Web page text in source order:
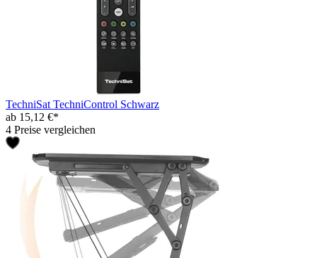
TechniSat TechniControl Schwarz
ab 15,12 €*
4 Preise vergleichen